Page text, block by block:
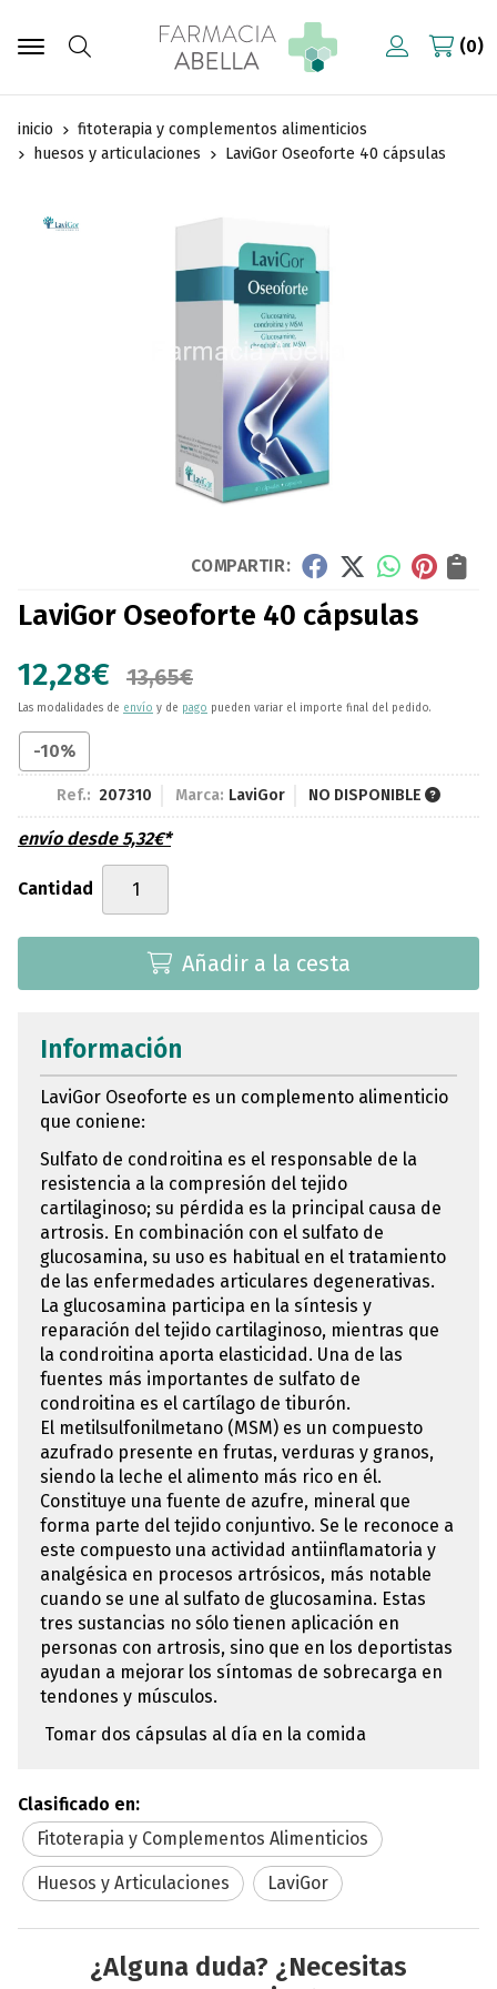
Buscar
0
inicio
fitoterapia y complementos alimenticios
huesos y articulaciones
LaviGor Oseoforte 40 cápsulas
COMPARTIR:
LaviGor Oseoforte 40 cápsulas
12,28€ 13,65€
Las modalidades de envío y de pago pueden variar el importe final del pedido.
-10%
Ref.: 207310 Marca: LaviGor NO DISPONIBLE
envío desde5,32€*
Cantidad
Añadir a la cesta
Información
LaviGor Oseoforte es un complemento alimenticio
que coniene:
Sulfato de condroitina es el responsable de la
resistencia a la compresión del tejido
cartilaginoso; su pérdida es la principal causa de
artrosis. En combinación con el sulfato de
glucosamina, su uso es habitual en el tratamiento
de las enfermedades articulares degenerativas.
La glucosamina participa en la síntesis y
reparación del tejido cartilaginoso, mientras que
la condroitina aporta elasticidad. Una de las
fuentes más importantes de sulfato de
condroitina es el cartílago de tiburón.
El metilsulfonilmetano (MSM) es un compuesto
azufrado presente en frutas, verduras y granos,
siendo la leche el alimento más rico en él.
Constituye una fuente de azufre, mineral que
forma parte del tejido conjuntivo. Se le reconoce a
este compuesto una actividad antiinflamatoria y
analgésica en procesos artrósicos, más notable
cuando se une al sulfato de glucosamina. Estas
tres sustancias no sólo tienen aplicación en
personas con artrosis, sino que en los deportistas
ayudan a mejorar los síntomas de sobrecarga en
tendones y músculos.
Tomar dos cápsulas al día en la comida
Clasificado en:
Fitoterapia y Complementos Alimenticios
Huesos y Articulaciones LaviGor
¿Alguna duda? ¿Necesitas